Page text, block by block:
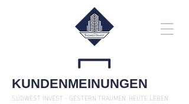
KUNDENMEINUNGEN
SÜDWEST INVEST - GESTERN TRÄUMEN. HEUTE LEBEN.